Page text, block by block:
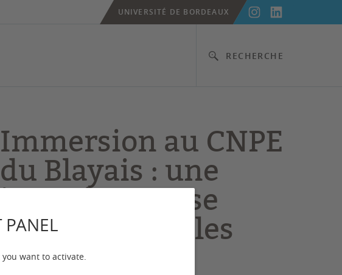
PANEL
want to activate.
RECHERCHE
UNIVERSITÉ DE BORDEAUX
Immersion au CNPE
du Blayais : une
journée pour se
projeter dans les
métiers du